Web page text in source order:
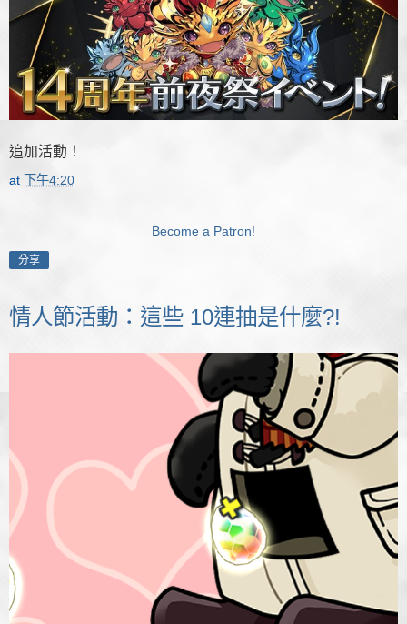
追加活動！
at 下午4:20
Become a Patron!
分享
情人節活動：這些 10連抽是什麼?!